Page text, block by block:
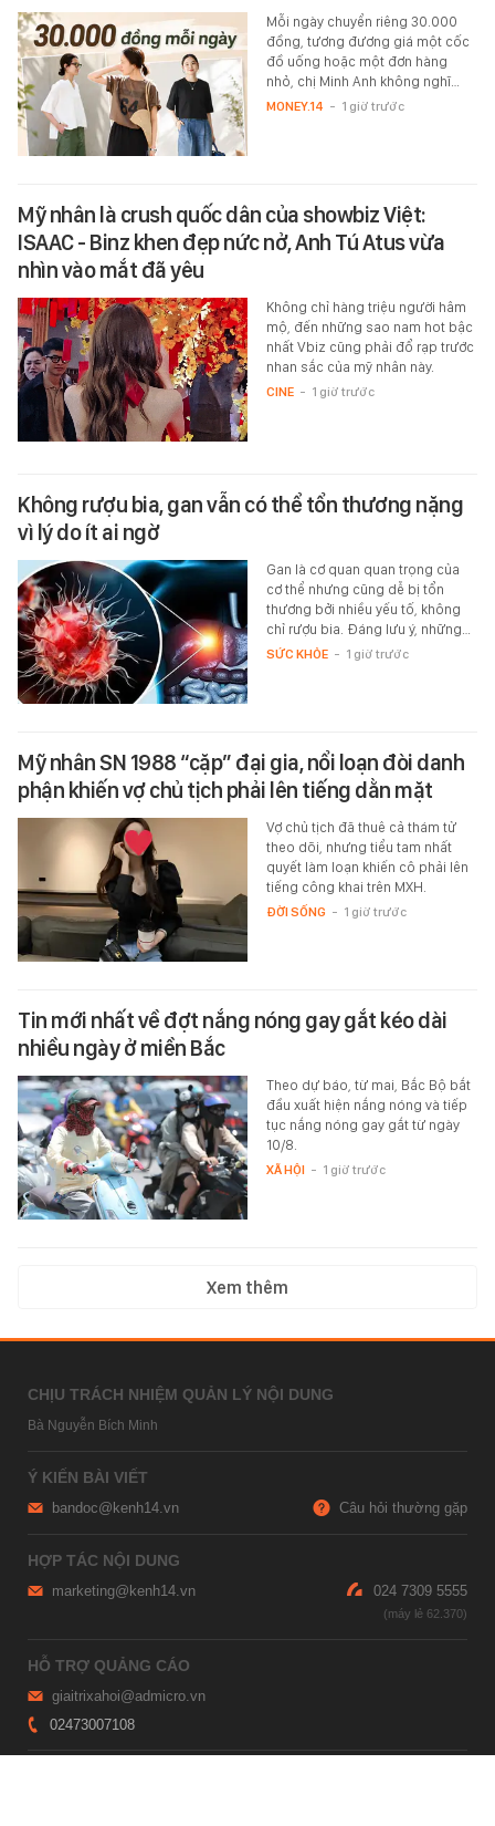
Mỗi ngày chuyển riêng 30.000
đồng, tương đương giá một cốc
đồ uống hoặc một đơn hàng
nhỏ, chị Minh Anh không nghĩ…
MONEY.14 - 1 giờ trước
Mỹ nhân là crush quốc dân của showbiz Việt:
ISAAC - Binz khen đẹp nức nở, Anh Tú Atus vừa
nhìn vào mắt đã yêu
Không chỉ hàng triệu người hâm
mộ, đến những sao nam hot bậc
nhất Vbiz cũng phải đổ rạp trước
nhan sắc của mỹ nhân này.
CINE - 1 giờ trước
Không rượu bia, gan vẫn có thể tổn thương nặng
vì lý do ít ai ngờ
Gan là cơ quan quan trọng của
cơ thể nhưng cũng dễ bị tổn
thương bởi nhiều yếu tố, không
chỉ rượu bia. Đáng lưu ý, những…
SỨC KHỎE - 1 giờ trước
Mỹ nhân SN 1988 “cặp” đại gia, nổi loạn đòi danh
phận khiến vợ chủ tịch phải lên tiếng dằn mặt
Vợ chủ tịch đã thuê cả thám tử
theo dõi, nhưng tiểu tam nhất
quyết làm loạn khiến cô phải lên
tiếng công khai trên MXH.
ĐỜI SỐNG - 1 giờ trước
Tin mới nhất về đợt nắng nóng gay gắt kéo dài
nhiều ngày ở miền Bắc
Theo dự báo, từ mai, Bắc Bộ bắt
đầu xuất hiện nắng nóng và tiếp
tục nắng nóng gay gắt từ ngày
10/8.
XÃ HỘI - 1 giờ trước
Xem thêm
CHỊU TRÁCH NHIỆM QUẢN LÝ NỘI DUNG
Bà Nguyễn Bích Minh
Ý KIẾN BÀI VIẾT
bandoc@kenh14.vn Câu hỏi thường gặp
HỢP TÁC NỘI DUNG
marketing@kenh14.vn 024 7309 5555
HỖ TRỢ QUẢNG CÁO
giaitrixahoi@admicro.vn
02473007108